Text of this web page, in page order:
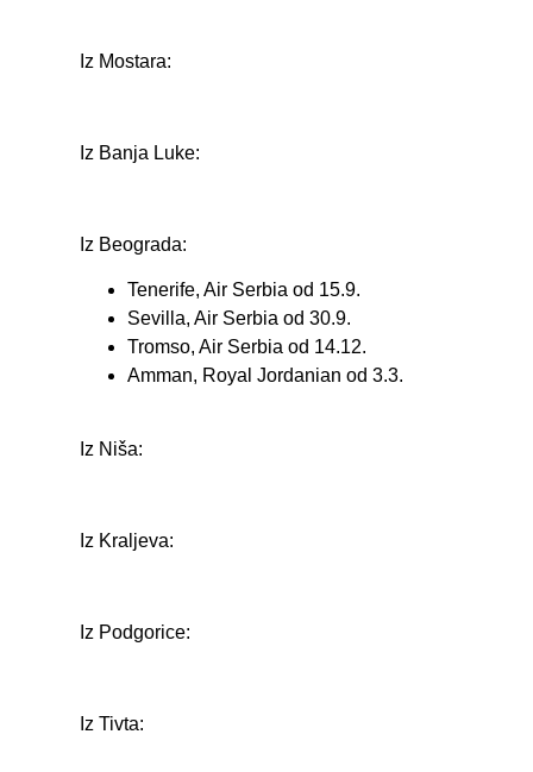
Iz Mostara:
Iz Banja Luke:
Iz Beograda:
Tenerife, Air Serbia od 15.9.
Sevilla, Air Serbia od 30.9.
Tromso, Air Serbia od 14.12.
Amman, Royal Jordanian od 3.3.
Iz Niša:
Iz Kraljeva:
Iz Podgorice:
Iz Tivta: